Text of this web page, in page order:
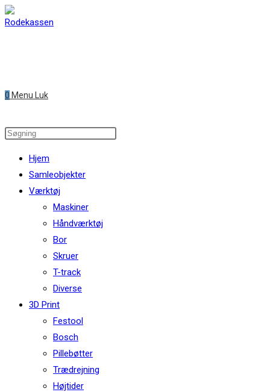
Skip
to
0 Menu Luk
Search
website
Hjem
Samleobjekter
Værktøj
Maskiner
Håndværktøj
Bor
Skruer
T-track
Diverse
3D Print
Festool
Bosch
Pillebøtter
Trædrejning
Højtider